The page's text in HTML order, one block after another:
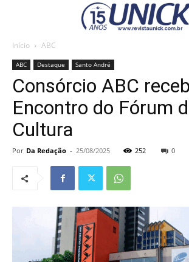
Início ABC
ABC Destaque Santo André
Consórcio ABC
Encontro do Fórum
Cultura
Por Da Redação - 25/08/2025 252 0